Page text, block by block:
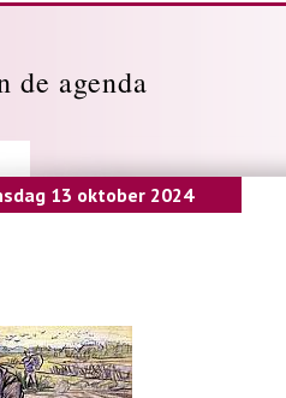
de agenda
13 oktober 2024